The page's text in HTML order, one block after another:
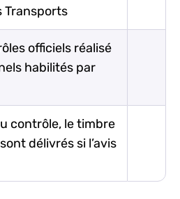
Transports
officiels réalisé
habilités par
contrôle, le timbre
délivrés si l’avis